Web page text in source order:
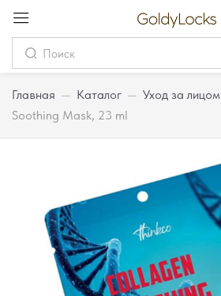
Главная — Каталог — Уход за лицом
Soothing Mask, 23 ml
Вход
Password
Запомнить меня
Вход
Регистрация